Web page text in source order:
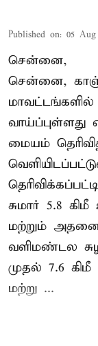
Published on: 05 Aug
சென்னை,
சென்னை,
மையம்
சுமார் 5.8
மற்றும் அதனை
வளிமண்டல
முதல் 7.6
மற்று ...